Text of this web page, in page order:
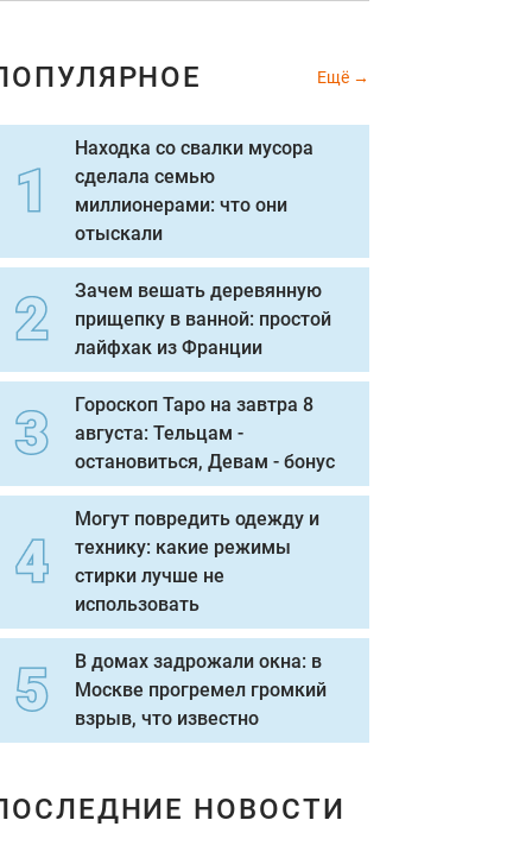
Ещё
Находка со свалки мусора
сделала семью
миллионерами: что они
отыскали
Зачем вешать деревянную
прищепку в ванной: простой
лайфхак из Франции
Гороскоп Таро на завтра 8
августа: Тельцам -
остановиться, Девам - бонус
Могут повредить одежду и
технику: какие режимы
стирки лучше не
использовать
В домах задрожали окна: в
Москве прогремел громкий
взрыв, что известно
НОВОСТИ